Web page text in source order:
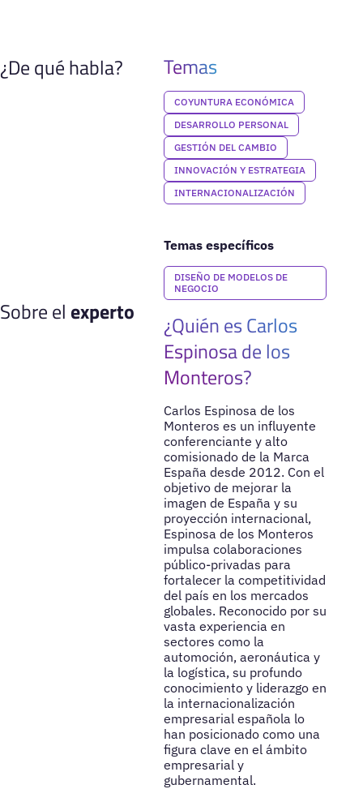
¿De qué habla? Temas
COYUNTURA ECONÓMICA
DESARROLLO PERSONAL
GESTIÓN DEL CAMBIO
INNOVACIÓN Y ESTRATEGIA
INTERNACIONALIZACIÓN
Temas específicos
DISEÑO DE MODELOS DE
NEGOCIO
Sobre el experto
¿Quién es Carlos
Espinosa de los
Monteros?
Carlos Espinosa de los
Monteros es un influyente
conferenciante y alto
comisionado de la Marca
España desde 2012. Con el
objetivo de mejorar la
imagen de España y su
proyección internacional,
Espinosa de los Monteros
impulsa colaboraciones
público-privadas para
fortalecer la competitividad
del país en los mercados
globales. Reconocido por su
vasta experiencia en
sectores como la
automoción, aeronáutica y
la logística, su profundo
conocimiento y liderazgo en
la internacionalización
empresarial española lo
han posicionado como una
figura clave en el ámbito
empresarial y
gubernamental.